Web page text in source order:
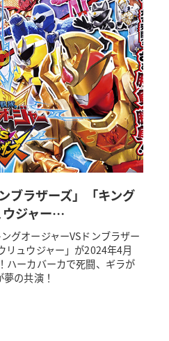
ブラザーズ」「キング
ウジャー…
グオージャーVSドンブラザー
リュウジャー」が2024年4月
ハーカバーカで死闘、ギラが
の共演！